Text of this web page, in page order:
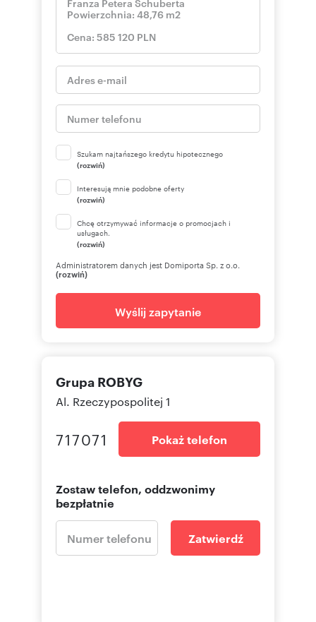
Szukam najtańszego kredytu hipotecznego
(rozwiń)
Interesują mnie podobne oferty
(rozwiń)
Chcę otrzymywać informacje o promocjach i
usługach.
(rozwiń)
Administratorem danych jest Domiporta Sp. z o.o.
(rozwiń)
Wyślij zapytanie
Grupa ROBYG
Al. Rzeczypospolitej 1
717071 Pokaż telefon
Zostaw telefon, oddzwonimy
bezpłatnie
Zatwierdź